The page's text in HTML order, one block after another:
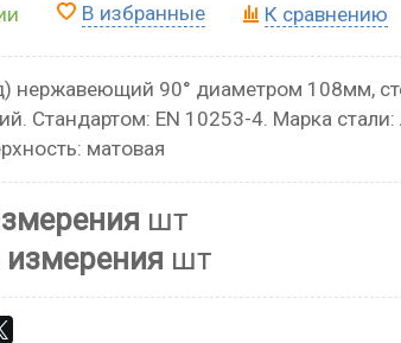
В избранные К сравнению
нержавеющий 90° диаметром 108мм,
Стандартом: EN 10253-4. Марка стали:
матовая
шт
измерения шт